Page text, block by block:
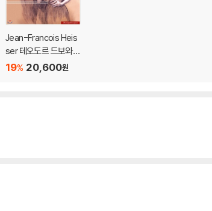
Jean-Francois Heis
ser 테오도르 드보와 :
협주곡집 (Theodore
20,600원
19%